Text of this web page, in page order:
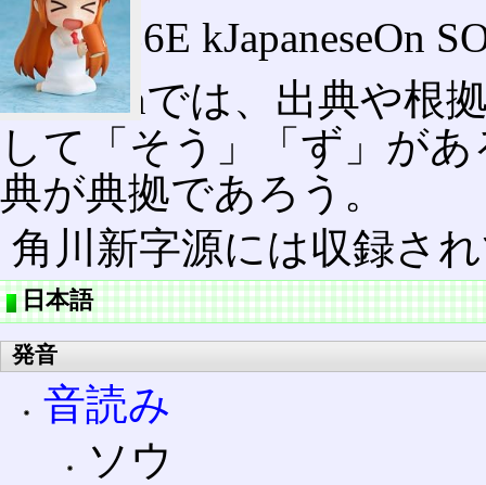
U+5B6E kJapaneseOn
UniHanでは、出典や根
して「そう」「ず」が
典が典拠であろう。
角川新字源には収録さ
日本語
発音
音読み
ソウ